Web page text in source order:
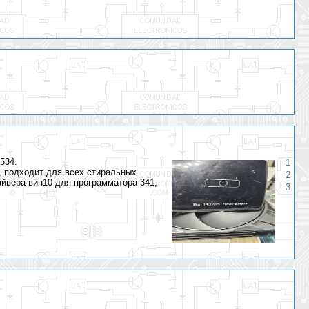
для всех стиральных
вин10 для программатора 341,
1
2
3